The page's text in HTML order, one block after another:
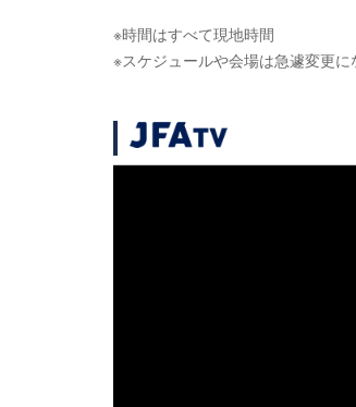
※時間はすべて現地時間
※スケジュールや会場は急遽変更に